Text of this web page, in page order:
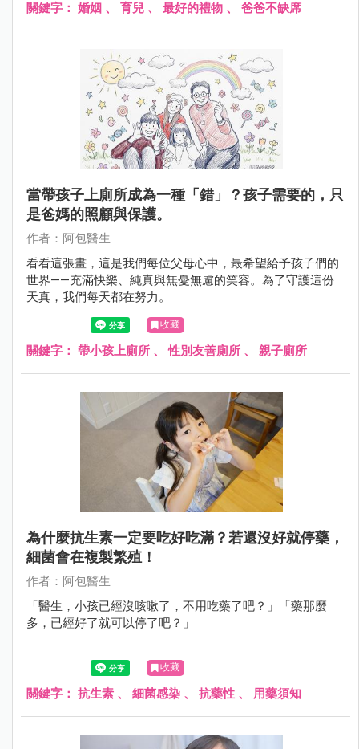
關鍵字： 婚姻 、 育兒 、 最好的禮物 、 爸爸不缺席
當帶孩子上廁所成為一種「錯」？孩子需要的，只
是爸媽的照顧與保護。
作者：阿包醫生
看看這張畫，這是我們每位父母心中，最希望給予孩子們的
世界——充滿快樂、純真與無憂無慮的笑容。為了守護這份
天真，我們每天都在努力。
收藏
關鍵字： 帶小孩上廁所 、性別友善廁所 、 親子廁所
為什麼抗生素一定要吃好吃滿？若還沒好就停藥，
細菌會在複製繁殖！
作者：阿包醫生
「醫生，小孩已經沒咳嗽了，不用吃藥了吧？」「藥那麼
多，已經好了就可以停了吧？」
收藏
關鍵字： 抗生素 、 細菌感染 、 抗藥性 、 用藥須知